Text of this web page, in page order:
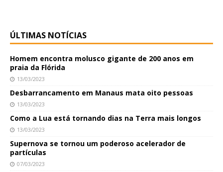
ÚLTIMAS NOTÍCIAS
Homem encontra molusco gigante de 200 anos em
praia da Flórida
13/03/2023
Desbarrancamento em Manaus mata oito pessoas
13/03/2023
Como a Lua está tornando dias na Terra mais longos
13/03/2023
Supernova se tornou um poderoso acelerador de
partículas
07/03/2023